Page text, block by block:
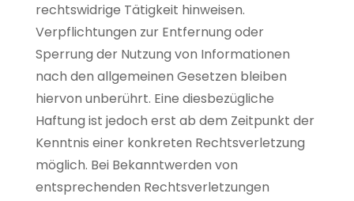
rechtswidrige Tätigkeit hinweisen.
Verpflichtungen zur Entfernung oder
Sperrung der Nutzung von Informationen
nach den allgemeinen Gesetzen bleiben
hiervon unberührt. Eine diesbezügliche
Haftung ist jedoch erst ab dem Zeitpunkt der
Kenntnis einer konkreten Rechtsverletzung
möglich. Bei Bekanntwerden von
entsprechenden Rechtsverletzungen